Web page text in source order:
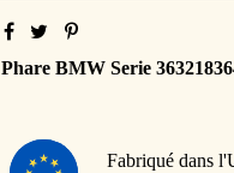
Phare BMW Serie
Fabriqué dans